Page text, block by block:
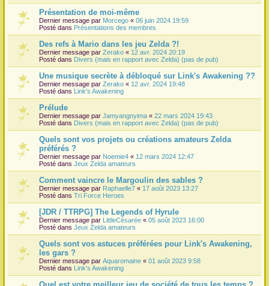
Présentation de moi-même
Dernier message par Morcego « 06 juin 2024 19:59
Posté dans Présentations des membres
Des refs à Mario dans les jeu Zelda ?!
Dernier message par Zerako « 12 avr. 2024 20:19
Posté dans Divers (mais en rapport avec Zelda) (pas de pub)
Une musique secrète à débloqué sur Link's Awakening ??
Dernier message par Zerako « 12 avr. 2024 19:48
Posté dans Link's Awakening
Prélude
Dernier message par Jamyangnyima « 22 mars 2024 19:43
Posté dans Divers (mais en rapport avec Zelda) (pas de pub)
Quels sont vos projets ou créations amateurs Zelda
préférés ?
Dernier message par Noemie4 « 12 mars 2024 12:47
Posté dans Jeux Zelda amateurs
Comment vaincre le Margoulin des sables ?
Dernier message par Raphaelle7 « 17 août 2023 13:27
Posté dans Tri Force Heroes
[JDR / TTRPG] The Legends of Hyrule
Dernier message par LittleCésarée « 05 août 2023 16:00
Posté dans Jeux Zelda amateurs
Quels sont vos astuces préférées pour Link's Awakening,
les gars ?
Dernier message par Aquaromaine « 01 août 2023 9:58
Posté dans Link's Awakening
Quel est votre meilleur jeu de société de tous les temps ?